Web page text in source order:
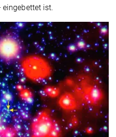
eingebettet ist.